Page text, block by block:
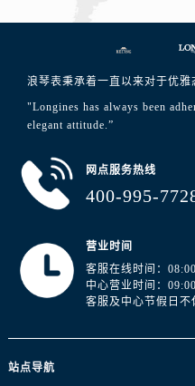
浪琴表秉承着一直以来对于优雅
"Longines has always been
elegant attitude.”
网点服务热线
400-995-
营业时间
客服在线时间：
中心营业时间：
客服及中心节假日不
站点导航